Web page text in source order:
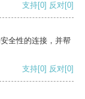
支持[0] 反对[0]
全性的连接，并帮
支持[0] 反对[0]